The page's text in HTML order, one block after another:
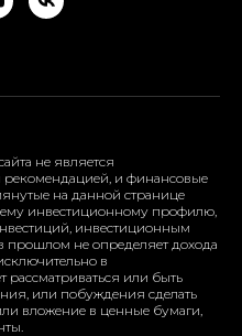
не является
и финансовые
на данной странице
инвестиционному профилю,
инвестиционным
прошлом не определяет дохода
в
или быть
или побуждения сделать
вложение в ценные бумаги,